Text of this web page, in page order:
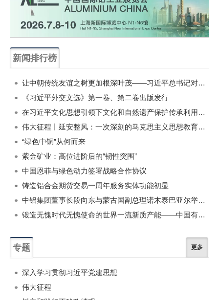
新闻排行榜
让中朝传统友谊之树更加根深叶茂——习近平总书记对朝鲜进行国事访问纪实
《习近平外交文选》第一卷、第二卷出版发行
在习近平文化思想引领下文化和自然遗产保护传承利用工作开创新局面
伟大征程丨延安整风：一次深刻的马克思主义思想教育运动
“绿色中铜”从何而来
紫金矿业：高位进阶后的“韧性突围”
中国恩菲与绿色动力签署战略合作协议
铸造铝合金期货交易一周年服务实体功能初显
中铝集团董事长段向东与蒙古国副总理诺木泰巴亚尔举行会谈
锻造无愧时代无愧使命的世界一流新质产能——中国有色金属工业的战略应对与破局之道（二）
专题 更多
深入学习贯彻习近平党建思想
伟大征程